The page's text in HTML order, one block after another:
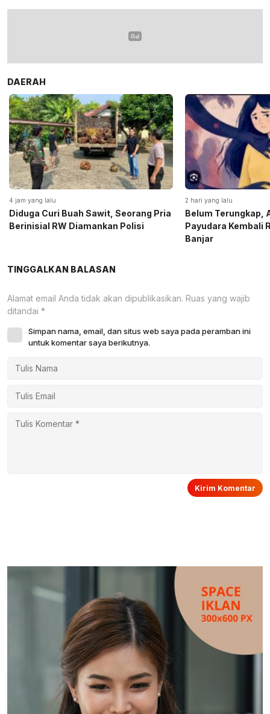
DAERAH
4 jam yang lalu
Diduga Curi Buah Sawit, Seorang Pria
Berinisial RW Diamankan Polisi
2 hari yang lalu
Belum Terungkap,
Payudara Kembali
Banjar
TINGGALKAN BALASAN
Alamat email Anda tidak akan dipublikasikan. Ruas yang wajib
ditandai *
Simpan nama, email, dan situs web saya pada peramban ini
untuk komentar saya berikutnya.